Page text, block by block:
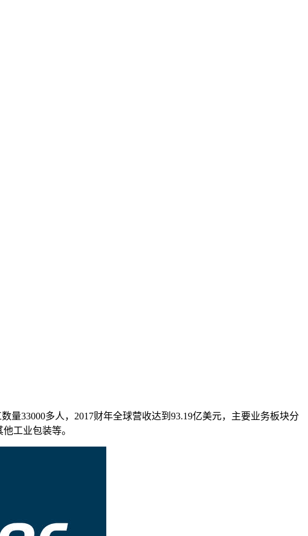
33000多人，2017财年全球营收达到93.19亿美元，主要业务板块分
工业包装等。